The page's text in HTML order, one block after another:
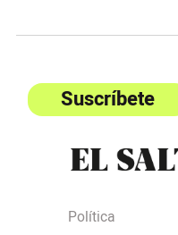
Suscríbete
Política